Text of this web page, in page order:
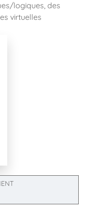
logiques, des
virtuelles